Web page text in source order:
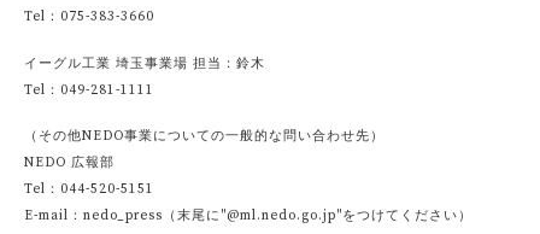
Tel：075-383-3660
イーグル工業 埼玉事業場 担当：鈴木
Tel：049-281-1111
（その他NEDO事業についての一般的な問い合わせ先）
NEDO 広報部
Tel：044-520-5151
E-mail：nedo_press（末尾に"@ml.nedo.go.jp"をつけてください）